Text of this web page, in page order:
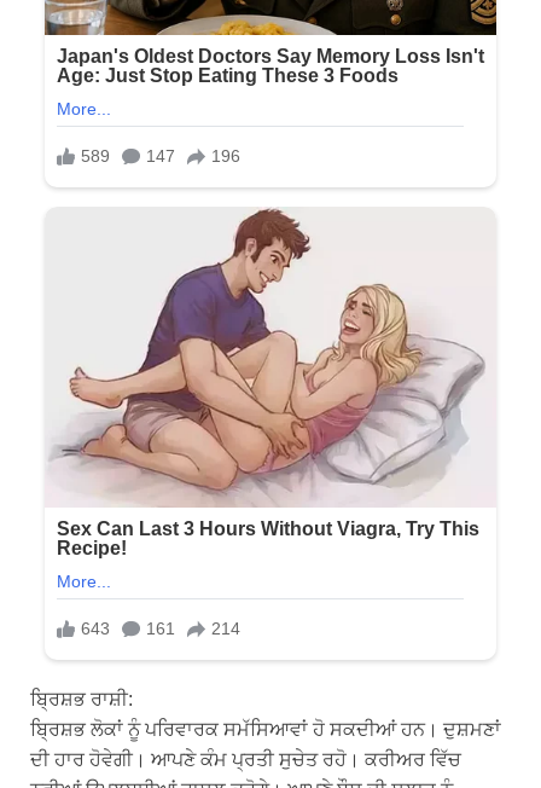
ਬ੍ਰਿਸ਼ਭ ਰਾਸ਼ੀ:
ਬ੍ਰਿਸ਼ਭ ਲੋਕਾਂ ਨੂੰ ਪਰਿਵਾਰਕ ਸਮੱਸਿਆਵਾਂ ਹੋ ਸਕਦੀਆਂ ਹਨ। ਦੁਸ਼ਮਣਾਂ
ਦੀ ਹਾਰ ਹੋਵੇਗੀ। ਆਪਣੇ ਕੰਮ ਪ੍ਰਤੀ ਸੁਚੇਤ ਰਹੋ। ਕਰੀਅਰ ਵਿੱਚ